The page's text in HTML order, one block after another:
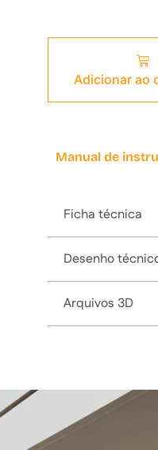
Adicionar ao
Manual de
Ficha técnica
Desenho
Arquivos 3D